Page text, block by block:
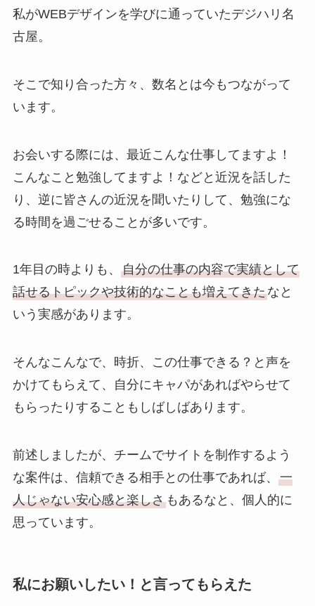
私がWEBデザインを学びに通っていたデジハリ名
古屋。
そこで知り合った方々、数名とは今もつながって
います。
お会いする際には、最近こんな仕事してますよ！
こんなこと勉強してますよ！などと近況を話した
り、逆に皆さんの近況を聞いたりして、勉強にな
る時間を過ごせることが多いです。
1年目の時よりも、 自分の仕事の内容で実績として
話せるトピックや技術的なことも増えてきたなと
いう実感があります。
そんなこんなで、時折、この仕事できる？と声を
かけてもらえて、自分にキャパがあればやらせて
もらったりすることもしばしばあります。
前述しましたが、チームでサイトを制作するよう
な案件は、信頼できる相手との仕事であれば、 一
人じゃない安心感と楽しさもあるなと、個人的に
思っています。
私にお願いしたい！と言ってもらえた